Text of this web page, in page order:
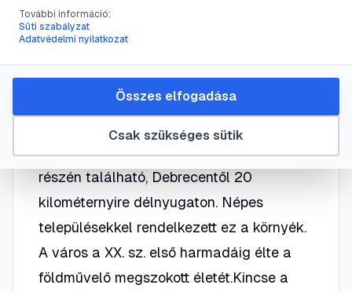
Hajdúszoboszló
#harang #kút #nevezetességek
Hajdúszoboszló az Alföld északkeleti
részén található, Debrecentől 20
kilométernyire délnyugaton. Népes
településekkel rendelkezett ez a környék.
A város a XX. sz. első harmadáig élte a
földművelő megszokott életét.Kincse a
További információ:
Süti szabályzat
Adatvédelmi nyilatkozat
Csak szükséges sütik
Összes elfogadása